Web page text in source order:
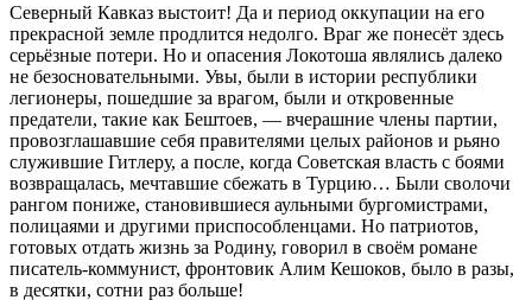
Северный Кавказ выстоит! Да и период оккупации на его
прекрасной земле продлится недолго. Враг же понесёт здесь
серьёзные потери. Но и опасения Локотоша являлись далеко
не безосновательными. Увы, были в истории республики
легионеры, пошедшие за врагом, были и откровенные
предатели, такие как Бештоев, — вчерашние члены партии,
провозглашавшие себя правителями целых районов и рьяно
служившие Гитлеру, а после, когда Советская власть с боями
возвращалась, мечтавшие сбежать в Турцию… Были сволочи
рангом пониже, становившиеся аульными бургомистрами,
полицаями и другими приспособленцами. Но патриотов,
готовых отдать жизнь за Родину, говорил в своём романе
писатель-коммунист, фронтовик Алим Кешоков, было в разы,
в десятки, сотни раз больше!